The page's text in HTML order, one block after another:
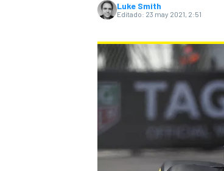
MOTOGP
Luke Smith
Editado: 23 may 2021, 2:51